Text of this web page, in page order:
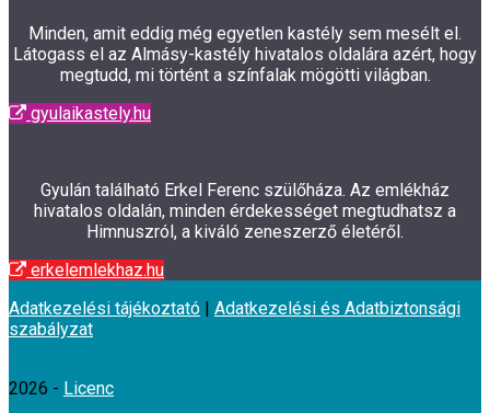
Minden, amit eddig még egyetlen kastély sem mesélt el.
Látogass el az Almásy-kastély hivatalos oldalára azért, hogy
megtudd, mi történt a színfalak mögötti világban.
gyulaikastely.hu
Gyulán található Erkel Ferenc szülőháza. Az emlékház
hivatalos oldalán, minden érdekességet megtudhatsz a
Himnuszról, a kiváló zeneszerző életéről.
erkelemlekhaz.hu
Adatkezelési tájékoztató
Adatkezelési és Adatbiztonsági
szabályzat
2026 - Licenc